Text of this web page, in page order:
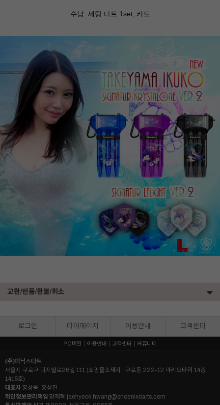
수납: 세팅 다트 1set, 카드
교환/반품/환불/취소
로그인 마이페이지 이용안내 고객센터
PC버전 이용안내 고객센터 커뮤니티
(주)피닉스다트
서울시 구로구 디지털로26길 111 (쇼핑몰소재지 : 구로동 222-12 마리오타워 14층
1415호)
대표자 홍상욱, 홍상진
개인정보관리책임 황재혁 jaehyeok.hwang@phoenixdarts.com